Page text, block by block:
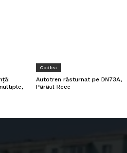
Codlea
Autotren răsturnat pe DN73A,
Pârâul Rece